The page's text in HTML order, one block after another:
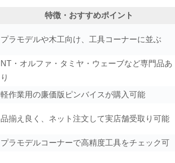
特徴・おすすめポイント
プラモデルや木工向け、工具コーナーに並ぶ
NT・オルファ・タミヤ・ウェーブなど専門品あ
り
軽作業用の廉価版ピンバイスが購入可能
品揃え良く、ネット注文して実店舗受取り可能
プラモデルコーナーで高精度工具をチェック可